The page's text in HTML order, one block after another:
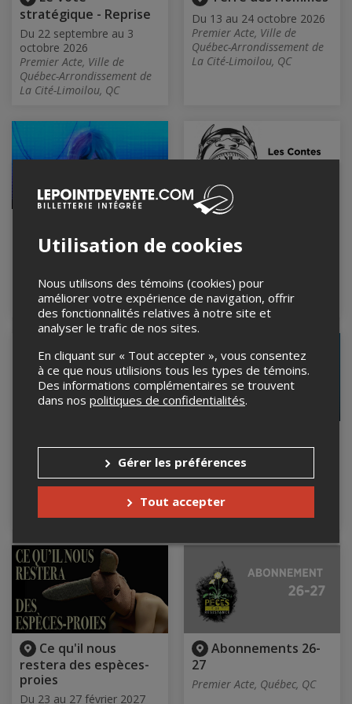
stratégique - Reprise
Du 22 septembre au 3
octobre 2026
Premier Acte, Ville de
Québec-Arrondissement de
La Cité-Limoilou, QC
Du 13 au 24 octobre 2026
Premier Acte, Ville de
Québec-Arrondissement de
La Cité-Limoilou, QC
Du 3 au 21 novembre 2026
La Cité-Limoilou, QC
temps 2026
Aux Voûtes de la Maison
Chevalier, Québec, QC
poche) 2026
Du 19 au 31 décembre
2026
Aux Voûtes de la Maison
Chevalier, Québec, QC
Du 19 janvier au 6 février
2027
Premier Acte, Ville de
Québec-Arrondissement de
La Cité-Limoilou, QC
Ce qu'il nous
restera des espèces-
proies
Du 23 au 27 février 2027
Abonnements 26-
27
Premier Acte, Québec, QC
Utilisation de cookies
Nous utilisons des témoins (cookies) pour
améliorer votre expérience de navigation, offrir
des fonctionnalités relatives à notre site et
analyser le trafic de nos sites.
En cliquant sur « Tout accepter », vous consentez
à ce que nous utilisions tous les types de témoins.
Des informations complémentaires se trouvent
dans nos politiques de confidentialités.
Gérer les préférences
Tout accepter